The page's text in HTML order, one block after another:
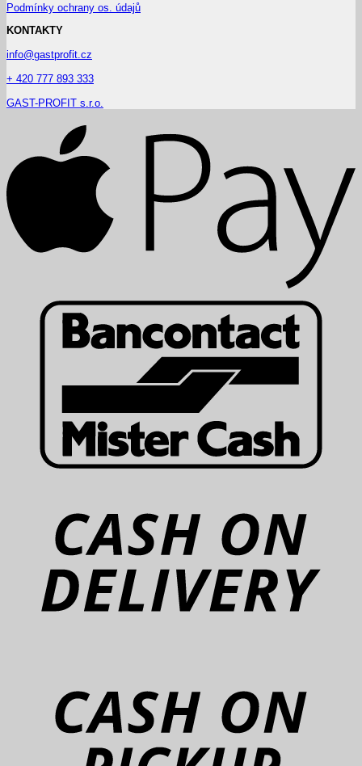
Podmínky ochrany os. údajů
KONTAKTY
info@gastprofit.cz
+ 420 777 893 333
GAST-PROFIT s.r.o.